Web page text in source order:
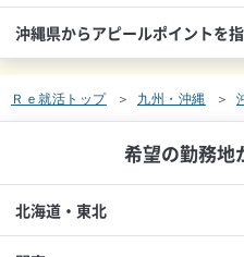
沖縄県からアピールポイントを
Ｒｅ就活トップ 九州・沖縄
希望の勤務地
北海道・東北